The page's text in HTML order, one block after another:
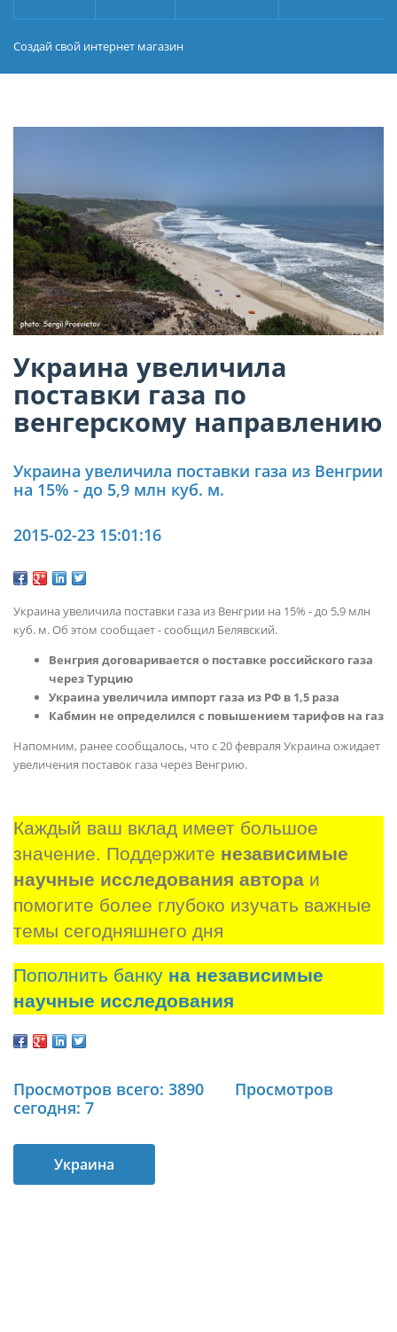
Создай свой интернет магазин
Украина увеличила
поставки газа по
венгерскому направлению
Украина увеличила поставки газа из Венгрии
на 15% - до 5,9 млн куб. м.
2015-02-23 15:01:16
Украина увеличила поставки газа из Венгрии на 15% - до 5,9 млн
куб. м. Об этом сообщает - сообщил Белявский.
Венгрия договаривается о поставке российского газа
через Турцию
Украина увеличила импорт газа из РФ в 1,5 раза
Кабмин не определился с повышением тарифов на газ
Напомним, ранее сообщалось, что с 20 февраля Украина ожидает
увеличения поставок газа через Венгрию.
Каждый ваш вклад имеет большое
значение. Поддержите независимые
научные исследования автора и
помогите более глубоко изучать важные
темы сегодняшнего дня
Пополнить банку на независимые
научные исследования
Просмотров всего: 3890
Просмотров
сегодня: 7
Украина